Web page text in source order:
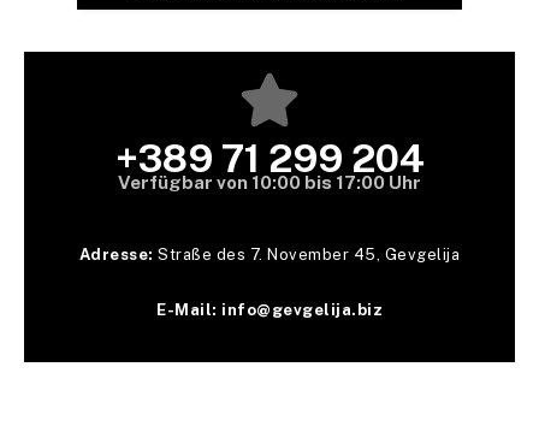
+389 71 299 204
Verfügbar von 10:00 bis 17:00 Uhr
Adresse: Straße des 7. November 45, Gevgelija
E-Mail: info@gevgelija.biz